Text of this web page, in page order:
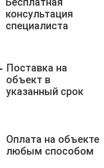
консультация
специалиста
Поставка на
объект в
указанный срок
Оплата на объекте
любым способом